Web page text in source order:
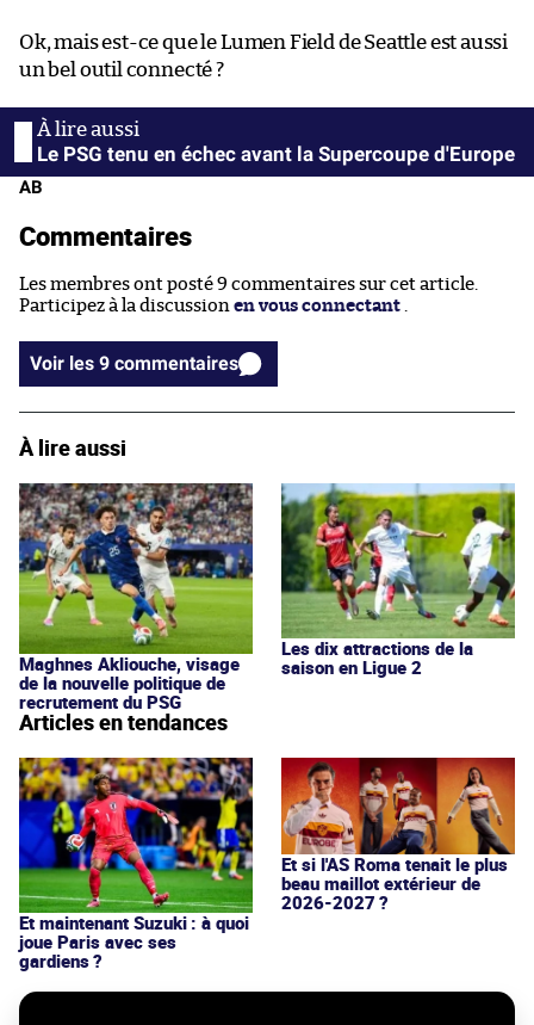
Ok, mais est-ce que le Lumen Field de Seattle est aussi
un bel outil connecté ?
Le PSG tenu en échec avant la Supercoupe d'Europe
AB
Commentaires
Les membres ont posté 9 commentaires sur cet article.
Participez à la discussion en vous connectant
Voir les 9 commentaires
À lire aussi
Maghnes Akliouche, visage
de la nouvelle politique de
recrutement du PSG
Les dix attractions de la
saison en Ligue 2
Articles en tendances
Et maintenant Suzuki : à quoi
joue Paris avec ses
gardiens ?
Et si l'AS Roma tenait le plus
beau maillot extérieur de
2026-2027 ?